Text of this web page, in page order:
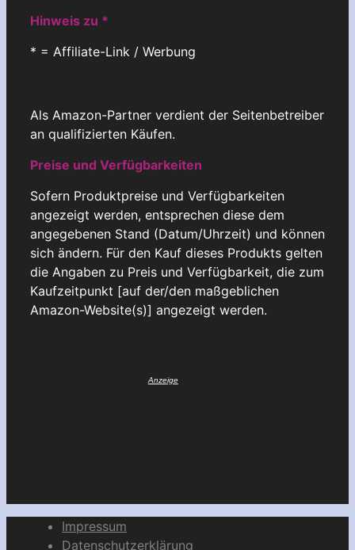
Hinweis zu *
* = Affiliate-Link / Werbung
Als Amazon-Partner verdient der Seitenbetreiber
an qualifizierten Käufen.
Preise und Verfügbarkeiten
Sofern Produktpreise und Verfügbarkeiten
angezeigt werden, entsprechen diese dem
angegebenen Stand (Datum/Uhrzeit) und können
sich ändern. Für den Kauf dieses Produkts gelten
die Angaben zu Preis und Verfügbarkeit, die zum
Kaufzeitpunkt [auf der/den maßgeblichen
Amazon-Website(s)] angezeigt werden.
Impressum
Datenschutzerklärung